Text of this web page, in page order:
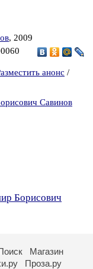
, 2009
анонс /
Савинов
Борисович
Магазин
Проза.ру